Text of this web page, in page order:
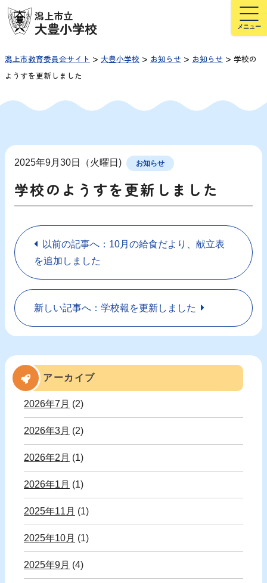
潟上市立
大豊小学校
潟上市教育委員会サイト > 大豊小学校 > お知らせ > お知らせ > 学校の
ようすを更新しました
2025年9月30日（火曜日) お知らせ
学校のようすを更新しました
以前の記事へ：10月の給食だより、献立表
を追加しました
新しい記事へ：学校報を更新しました
アーカイブ
2026年7月 (2)
2026年3月 (2)
2026年2月 (1)
2026年1月 (1)
2025年11月 (1)
2025年10月 (1)
2025年9月 (4)